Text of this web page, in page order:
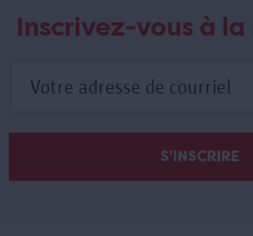
Inscrivez-vous à